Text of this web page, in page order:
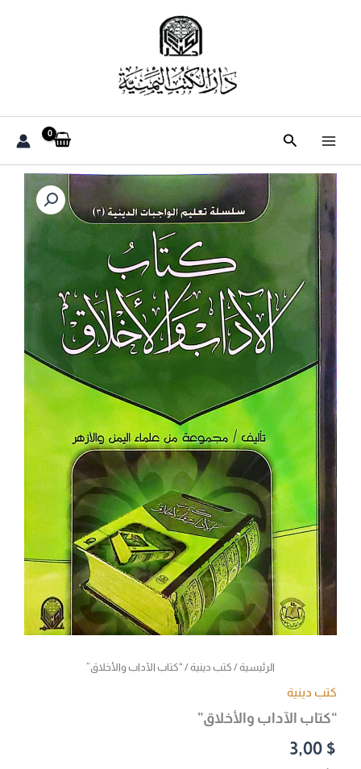
البحث
الرئيسية/ كتب دينية/ “كتاب الآداب والأخلاق”
كتب دينية
“كتاب الآداب والأخلاق”
3,00 $
كمية
"كتاب
الآداب
والأخلاق"